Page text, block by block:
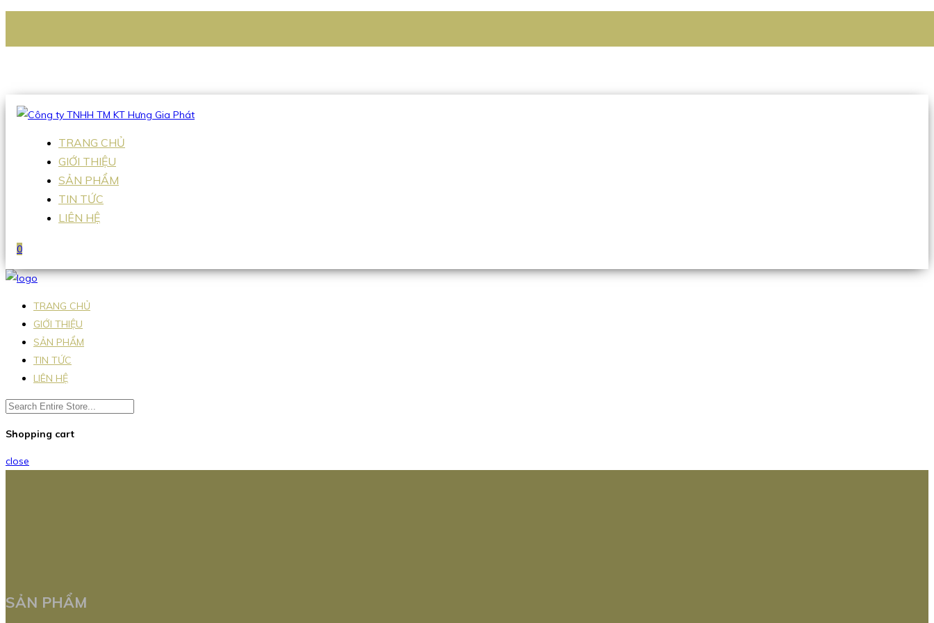
Hotline:0938 336 079
TRANG CHỦ
GIỚI THIỆU
SẢN PHẨM
TIN TỨC
LIÊN HỆ
0
TRANG CHỦ
GIỚI THIỆU
SẢN PHẨM
TIN TỨC
LIÊN HỆ
Shopping cart
close
SẢN PHẨM